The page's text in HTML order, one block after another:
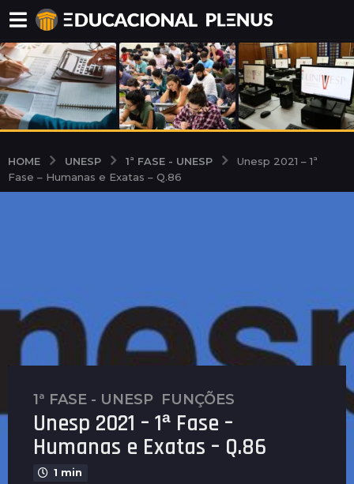
HOME UNESP 1ª FASE - UNESP
Unesp 2021 – 1ª
Fase – Humanas e Exatas – Q.86
5
a
n
o
s
1ª FASE - UNESP ,FUNÇÕES
Unesp 2021 – 1ª Fase –
Humanas e Exatas – Q.86
1 min